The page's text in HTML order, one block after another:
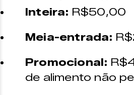
Inteira: R$50,00
Meia-entrada:
Promocional:
de alimento não